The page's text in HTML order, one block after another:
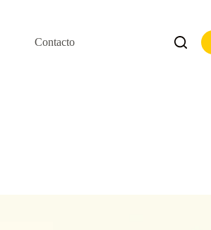
Contacto